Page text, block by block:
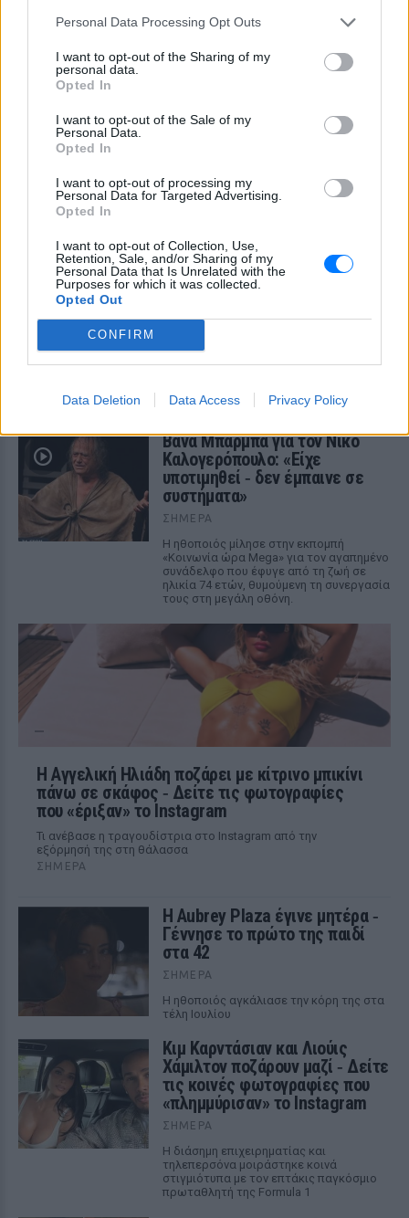
Personal Data Processing Opt Outs
I want to opt-out of the Sharing of my
personal data.
Opted In
I want to opt-out of the Sale of my
Personal Data.
Opted In
I want to opt-out of processing my
Personal Data for Targeted Advertising.
Opted In
I want to opt-out of Collection, Use,
Retention, Sale, and/or Sharing of my
Personal Data that Is Unrelated with the
Purposes for which it was collected.
Opted Out
CONFIRM
Data Deletion Data Access Privacy Policy
νέο trailer του ΑΝΤ1 που μας
Το διεθνώς γνωστό ριάλιτι ανακαίνισης
έρχεται στον ΑΝΤ1 από το φθινόπωρο,
Κιμ Καρντάσιαν και Λιούις
Χάμιλτον: Τα νέα κοινά
στο Instagram
Η διάσημη τηλεπερσόνα δημοσίευσε
αγκαλιές μαζί με τον επτά φορές
παγκόσμιο πρωταθλητή της Formula 1
Βάνα Μπάρμπα για τον Νίκο
Καλογερόπουλο: «Είχε
υποτιμηθεί ‑ δεν έμπαινε σε
συστήματα»
ΣΉΜΕΡΑ
Η ηθοποιός μίλησε στην εκπομπή
«Κοινωνία ώρα Mega» για τον αγαπημένο
συνάδελφο που έφυγε από τη ζωή σε
ηλικία 74 ετών, θυμούμενη τη συνεργασία
τους στη μεγάλη οθόνη.
Η Αγγελική Ηλιάδη ποζάρει με κίτρινο μπικίνι
πάνω σε σκάφος ‑ Δείτε τις φωτογραφίες
που «έριξαν» το Instagram
Τι ανέβασε η τραγουδίστρια στο Instagram από την
εξόρμησή της στη θάλασσα
ΣΉΜΕΡΑ
Η Aubrey Plaza έγινε μητέρα ‑
Γέννησε το πρώτο της παιδί
στα 42
ΣΉΜΕΡΑ
Η ηθοποιός αγκάλιασε την κόρη της στα
τέλη Ιουλίου
Κιμ Καρντάσιαν και Λιούις
Χάμιλτον ποζάρουν μαζί ‑ Δείτε
τις κοινές φωτογραφίες που
«πλημμύρισαν» το Instagram
ΣΉΜΕΡΑ
Η διάσημη επιχειρηματίας και
τηλεπερσόνα μοιράστηκε κοινά
στιγμιότυπα με τον επτάκις παγκόσμιο
πρωταθλητή της Formula 1